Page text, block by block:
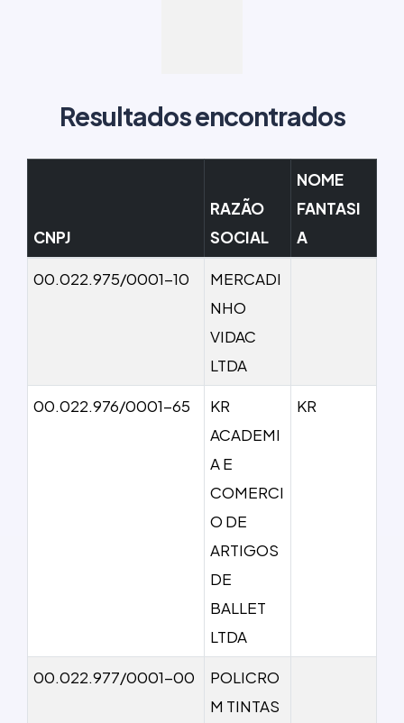
Resultados encontrados
CNPJ
RAZÃO
SOCIAL
NOME
FANTASI
A
00.022.975/0001-10
MERCADI
NHO
VIDAC
LTDA
00.022.976/0001-65
KR
ACADEMI
A E
COMERCI
O DE
ARTIGOS
DE
BALLET
LTDA
KR
00.022.977/0001-00
POLICRO
M TINTAS